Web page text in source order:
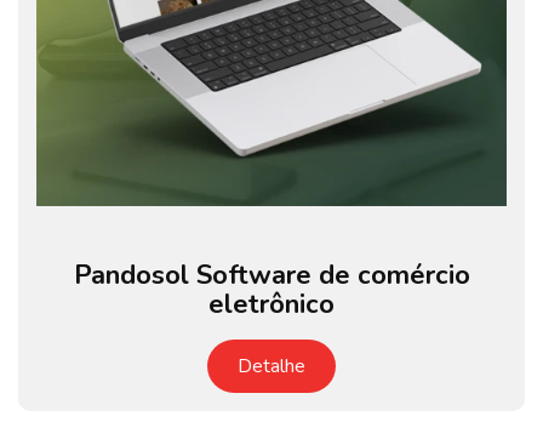
Pandosol Software de comércio
eletrônico
Detalhe